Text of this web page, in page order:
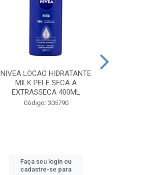
NIVEA LOCAO HIDRATANTE
MILK PELE SECA A
EXTRASSECA 400ML
Código: 305790
Faça seu login ou
cadastre-se para